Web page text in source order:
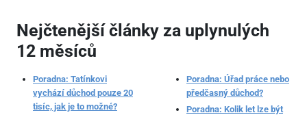
Nejčtenější články za uplynulých
12 měsíců
Poradna: Tatínkovi
vychází důchod pouze 20
tisíc, jak je to možné?
Poradna: Úřad práce nebo
předčasný důchod?
Poradna: Kolik let lze být